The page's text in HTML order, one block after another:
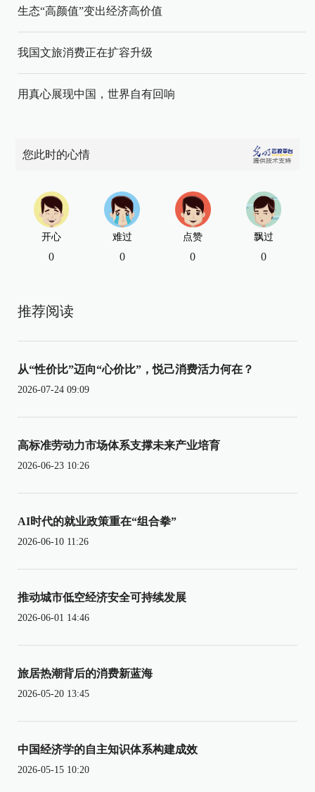
生态“高颜值”变出经济高价值
我国文旅消费正在扩容升级
用真心展现中国，世界自有回响
您此时的心情
开心
0
难过
0
点赞
0
飘过
0
推荐阅读
从“性价比”迈向“心价比”，悦己消费活力何在？
2026-07-24 09:09
高标准劳动力市场体系支撑未来产业培育
2026-06-23 10:26
AI时代的就业政策重在“组合拳”
2026-06-10 11:26
推动城市低空经济安全可持续发展
2026-06-01 14:46
旅居热潮背后的消费新蓝海
2026-05-20 13:45
中国经济学的自主知识体系构建成效
2026-05-15 10:20